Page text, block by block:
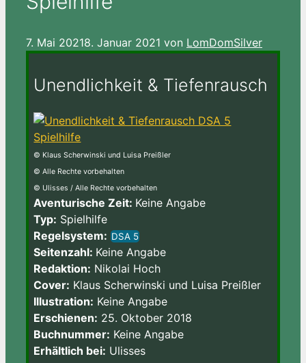
7. Mai 20218. Januar 2021 von LomDomSilver
Unendlichkeit & Tiefenrausch
© Klaus Scherwinski und Luisa Preißler
© Alle Rechte vorbehalten
© Ulisses / Alle Rechte vorbehalten
Aventurische Zeit: Keine Angabe
Typ: Spielhilfe
Regelsystem: DSA 5
Seitenzahl: Keine Angabe
Redaktion: Nikolai Hoch
Cover: Klaus Scherwinski und Luisa Preißler
Illustration: Keine Angabe
Erschienen: 25. Oktober 2018
Buchnummer: Keine Angabe
Erhältlich bei: Ulisses